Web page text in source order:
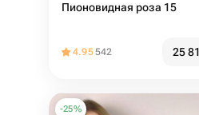
Пионовидная роза 15
4.95542 25
-25%